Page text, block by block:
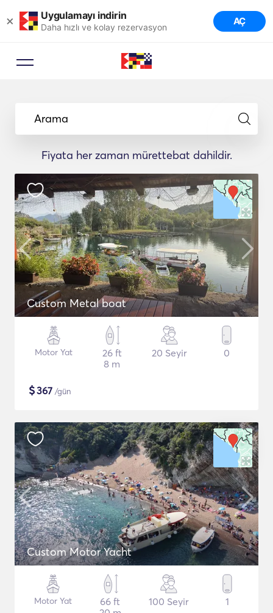
× Uygulamayı indirin
Daha hızlı ve kolay rezervasyon AÇ
Arama
Fiyata her zaman mürettebat dahildir.
Custom Metal boat
Motor Yat
26 ft
8 m
20 Seyir 0
$367 /gün
Custom Motor Yacht
Motor Yat
66 ft
100 Seyir 1